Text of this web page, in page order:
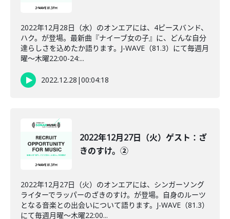
2022年12月28日（水）のオンエアには、4ピースバンド、
ハク。が登場。最新曲『ナイーブ女の子』に、どんな自分
達らしさを込めたか語ります。J-WAVE（81.3）にて毎週月
曜～木曜22:00-24:...
2022.12.28 |00:04:18
2022年12月27日（火）ゲスト：ざ
きのすけ。②
2022年12月27日（火）のオンエアには、シンガーソング
ライターでラッパーのざきのすけ。が登場。自身のルーツ
となる音楽との出会いについて語ります。J-WAVE（81.3）
にて毎週月曜～木曜22:00...